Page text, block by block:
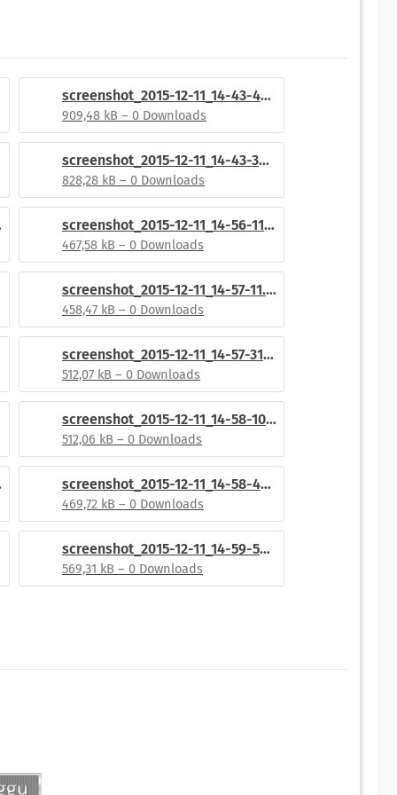
screenshot_2015-12-11_14-43-46.png
909,48 kB – 0 Downloads
screenshot_2015-12-11_14-43-34.png
828,28 kB – 0 Downloads
screenshot_2015-12-11_14-56-11.png
467,58 kB – 0 Downloads
screenshot_2015-12-11_14-57-11.png
458,47 kB – 0 Downloads
screenshot_2015-12-11_14-57-31.png
512,07 kB – 0 Downloads
screenshot_2015-12-11_14-58-10.png
512,06 kB – 0 Downloads
screenshot_2015-12-11_14-58-44.png
469,72 kB – 0 Downloads
screenshot_2015-12-11_14-59-56.png
569,31 kB – 0 Downloads